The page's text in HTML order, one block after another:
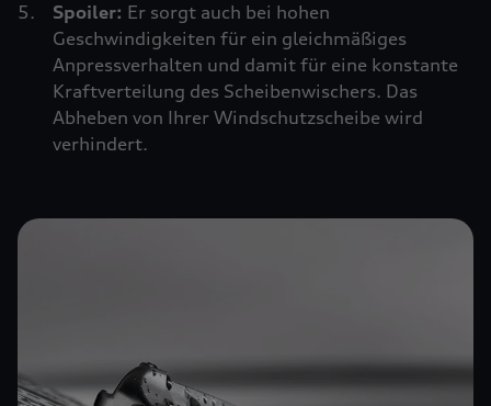
Spoiler: Er sorgt auch bei hohen
Geschwindigkeiten für ein gleichmäßiges
Anpressverhalten und damit für eine konstante
Kraftverteilung des Scheibenwischers. Das
Abheben von Ihrer Windschutzscheibe wird
verhindert.